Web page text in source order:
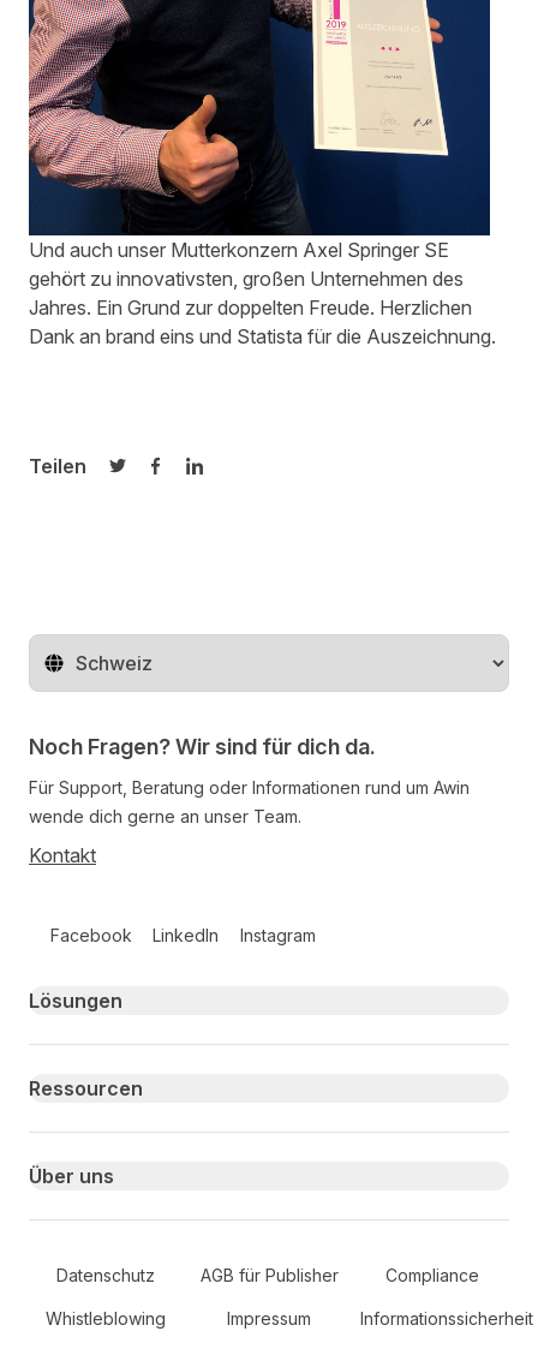
Und auch unser Mutterkonzern Axel Springer SE
gehört zu innovativsten, großen Unternehmen des
Jahres. Ein Grund zur doppelten Freude. Herzlichen
Dank an brand eins und Statista für die Auszeichnung.
Teilen
Auf Twitter teilen
Auf Facebook teilen
Auf LinkedIn teilen
Region ändern
Noch Fragen? Wir sind für dich da.
Für Support, Beratung oder Informationen rund um Awin
wende dich gerne an unser Team.
Kontakt
Facebook LinkedIn Instagram
Primary footer navigation
Lösungen
Ressourcen
Über uns
Secondary Footer Navigation
Datenschutz AGB für Publisher Compliance
Whistleblowing Impressum Informationssicherheit